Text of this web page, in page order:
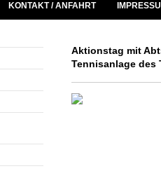
KONTAKT / ANFAHRT
Aktionstag mit
Tennisanlage des